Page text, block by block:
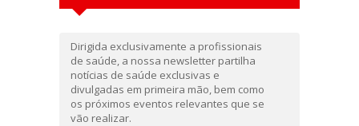
Dirigida exclusivamente a profissionais
de saúde, a nossa newsletter partilha
notícias de saúde exclusivas e
divulgadas em primeira mão, bem como
os próximos eventos relevantes que se
vão realizar.